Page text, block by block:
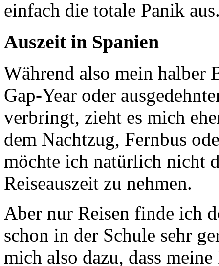
einfach die totale Panik
Auszeit in Spanien
Während also mein halber
Gap-Year oder
verbringt, zieht es mich
dem Nachtzug, Fernbus
möchte ich natürlich nicht
Reiseauszeit zu nehmen.
Aber nur Reisen finde ich
schon in der Schule sehr
mich also dazu, dass